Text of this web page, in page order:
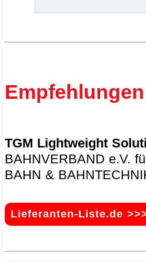
TGM Lightweight
BAHNVERBAND e.V.
BAHN &
Lieferanten-Liste.de